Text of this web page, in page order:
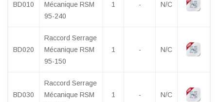
BD010
Mécanique RSM
95-240
1 - N/C
BD020
Raccord Serrage
Mécanique RSM
95-150
1 - N/C
BD030
Raccord Serrage
Mécanique RSM
1 - N/C